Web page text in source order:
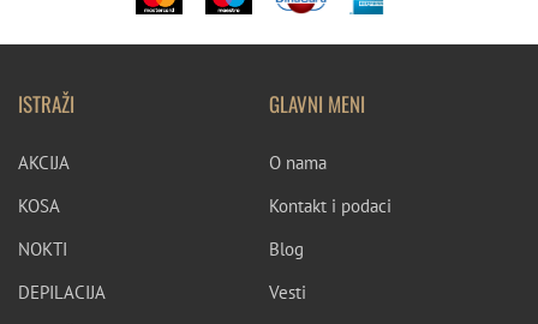
ISTRAŽI
AKCIJA
KOSA
NOKTI
DEPILACIJA
GLAVNI MENI
O nama
Kontakt i podaci
Blog
Vesti